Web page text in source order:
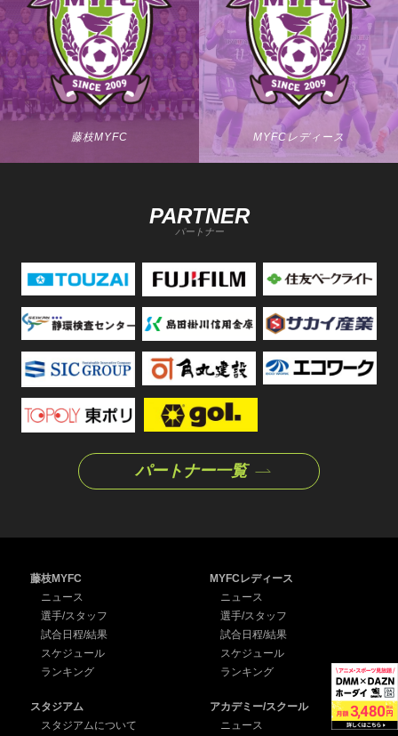
藤枝MYFC MYFCレディース
PARTNER
パートナー
パートナー一覧
藤枝MYFC
ニュース
選手/スタッフ
試合日程/結果
スケジュール
ランキング
MYFCレディース
ニュース
選手/スタッフ
試合日程/結果
スケジュール
ランキング
スタジアム
スタジアムについて
アカデミー/スクール
ニュース